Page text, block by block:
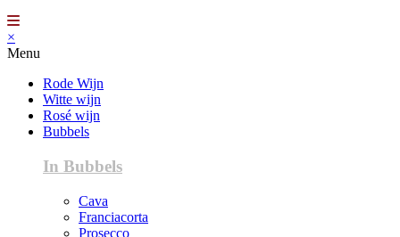
×
Menu
Rode Wijn
Witte wijn
Rosé wijn
Bubbels
In Bubbels
Cava
Franciacorta
Prosecco